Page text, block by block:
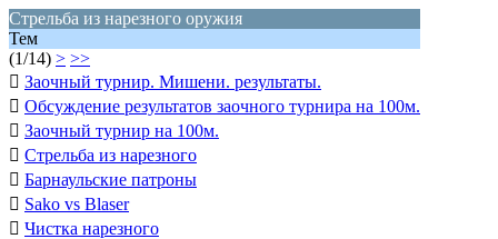
Стрельба из нарезного оружия
Тем
(1/14) > >>
 Заочный турнир. Мишени. результаты.
 Обсуждение результатов заочного турнира на 100м.
 Заочный турнир на 100м.
 Стрельба из нарезного
 Барнаульские патроны
 Sako vs Blaser
 Чистка нарезного